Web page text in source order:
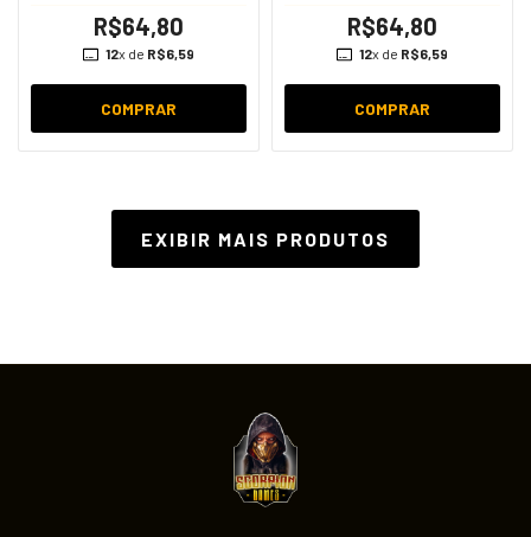
R$64,80
12x de R$6,59
COMPRAR
R$64,80
12x de R$6,59
COMPRAR
EXIBIR MAIS PRODUTOS